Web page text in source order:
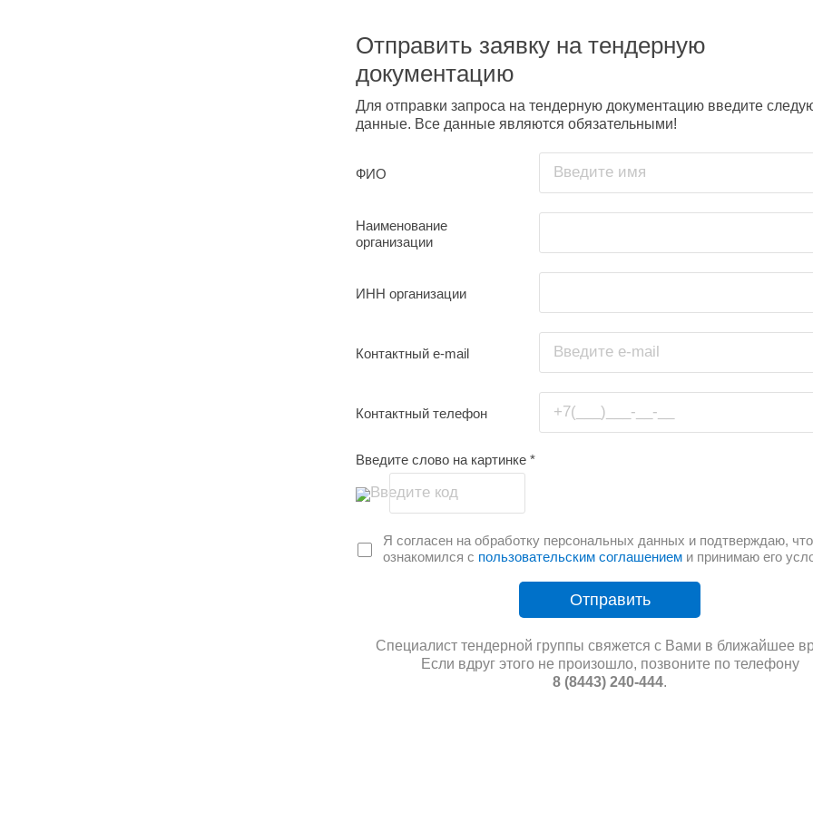
Отправить заявку на тендерную
документацию
Для отправки запроса на тендерную документацию введите
данные. Все данные являются обязательными!
ФИО Введите имя
Наименование
организации
ИНН организации
Контактный e-mail Введите e-mail
Контактный телефон +7(___)___-__-__
Введите слово на картинке *
Введите код
Я согласен на обработку персональных данных и подтверждаю, что
ознакомился с пользовательским соглашением и принимаю его
Отправить
Специалист тендерной группы свяжется с Вами в ближайшее
Если вдруг этого не произошло, позвоните по телефону
8 (8443) 240-444.